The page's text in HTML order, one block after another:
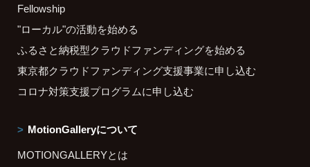
Fellowship
"ローカル"の活動を始める
ふるさと納税型クラウドファンディングを始める
東京都クラウドファンディング支援事業に申し込む
コロナ対策支援プログラムに申し込む
MotionGalleryについて
MOTIONGALLERYとは